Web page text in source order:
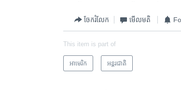
ចែករំលែក មើល​មតិ
This item is part of
អាមេរិក​ អន្តរជាតិ